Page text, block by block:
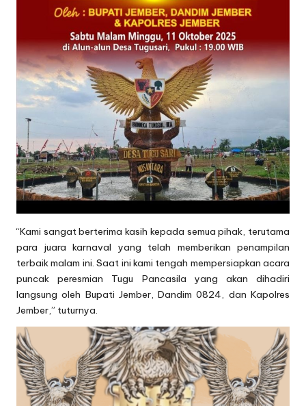
“Kami sangat berterima kasih kepada semua pihak, terutama
para juara karnaval yang telah memberikan penampilan
terbaik malam ini. Saat ini kami tengah mempersiapkan acara
puncak peresmian Tugu Pancasila yang akan dihadiri
langsung oleh Bupati Jember, Dandim 0824, dan Kapolres
Jember,” tuturnya.